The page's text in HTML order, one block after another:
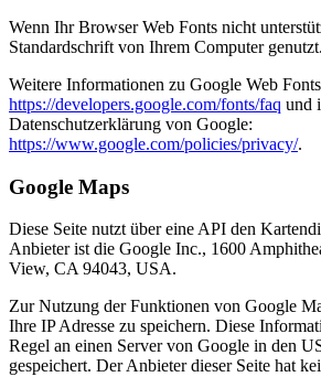
Wenn Ihr Browser Web Fonts nicht
Standardschrift von Ihrem Computer genutzt.
Weitere Informationen zu Google Web
https://developers.google.com/fonts/faq und
Datenschutzerklärung von Google:
https://www.google.com/policies/privacy/.
Google Maps
Diese Seite nutzt über eine API den
Anbieter ist die Google Inc., 1600
View, CA 94043, USA.
Zur Nutzung der Funktionen von Google
Ihre IP Adresse zu speichern. Diese
Regel an einen Server von Google in den
gespeichert. Der Anbieter dieser Seite hat